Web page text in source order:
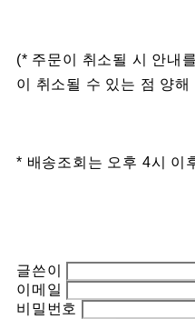
(* 주문이 취소될 시 안내
이 취소될 수 있는 점 양해
* 배송조회는 오후 4시 이
글쓴이
이메일
비밀번호